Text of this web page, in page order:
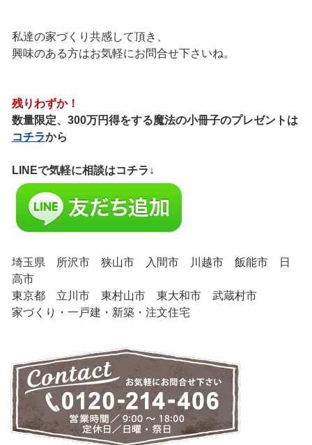
私達の家づくり共感して頂き、
興味のある方はお気軽にお問合せ下さいね。
残りわずか！
数量限定、300万円得をする魔法の小冊子のプレゼントは
コチラから
LINEで気軽に相談はコチラ↓
埼玉県 所沢市 狭山市 入間市 川越市 飯能市 日
高市
東京都 立川市 東村山市 東大和市 武蔵村市
家づくり・一戸建・新築・注文住宅